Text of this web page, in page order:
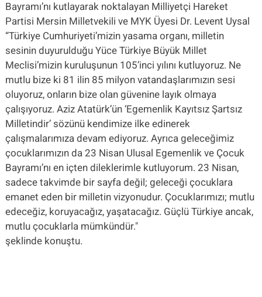
Bayramı’nı kutlayarak noktalayan Milliyetçi Hareket
Partisi Mersin Milletvekili ve MYK Üyesi Dr. Levent Uysal
“Türkiye Cumhuriyeti’mizin yasama organı, milletin
sesinin duyurulduğu Yüce Türkiye Büyük Millet
Meclisi’mizin kuruluşunun 105’inci yılını kutluyoruz. Ne
mutlu bize ki 81 ilin 85 milyon vatandaşlarımızın sesi
oluyoruz, onların bize olan güvenine layık olmaya
çalışıyoruz. Aziz Atatürk’ün ‘Egemenlik Kayıtsız Şartsız
Milletindir’ sözünü kendimize ilke edinerek
çalışmalarımıza devam ediyoruz. Ayrıca geleceğimiz
çocuklarımızın da 23 Nisan Ulusal Egemenlik ve Çocuk
Bayramı’nı en içten dileklerimle kutluyorum. 23 Nisan,
sadece takvimde bir sayfa değil; geleceği çocuklara
emanet eden bir milletin vizyonudur. Çocuklarımızı; mutlu
edeceğiz, koruyacağız, yaşatacağız. Güçlü Türkiye ancak,
mutlu çocuklarla mümkündür."
şeklinde konuştu.